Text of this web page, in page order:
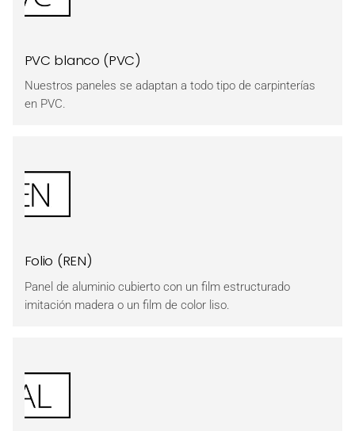
PVC blanco (PVC)
Nuestros paneles se adaptan a todo tipo de carpinterías
en PVC.
Folio (REN)
Panel de aluminio cubierto con un film estructurado
imitación madera o un film de color liso.